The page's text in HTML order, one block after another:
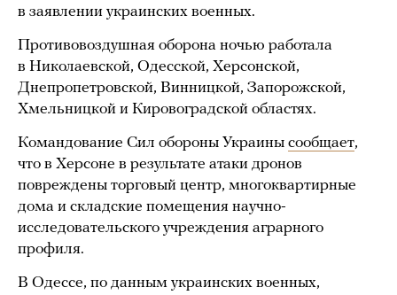
в заявлении украинских военных.
Противовоздушная оборона ночью работала
в Николаевской, Одесской, Херсонской,
Днепропетровской, Винницкой, Запорожской,
Хмельницкой и Кировоградской областях.
Командование Сил обороны Украины сообщает,
что в Херсоне в результате атаки дронов
повреждены торговый центр, многоквартирные
дома и складские помещения научно-
исследовательского учреждения аграрного
профиля.
В Одессе, по данным украинских военных,